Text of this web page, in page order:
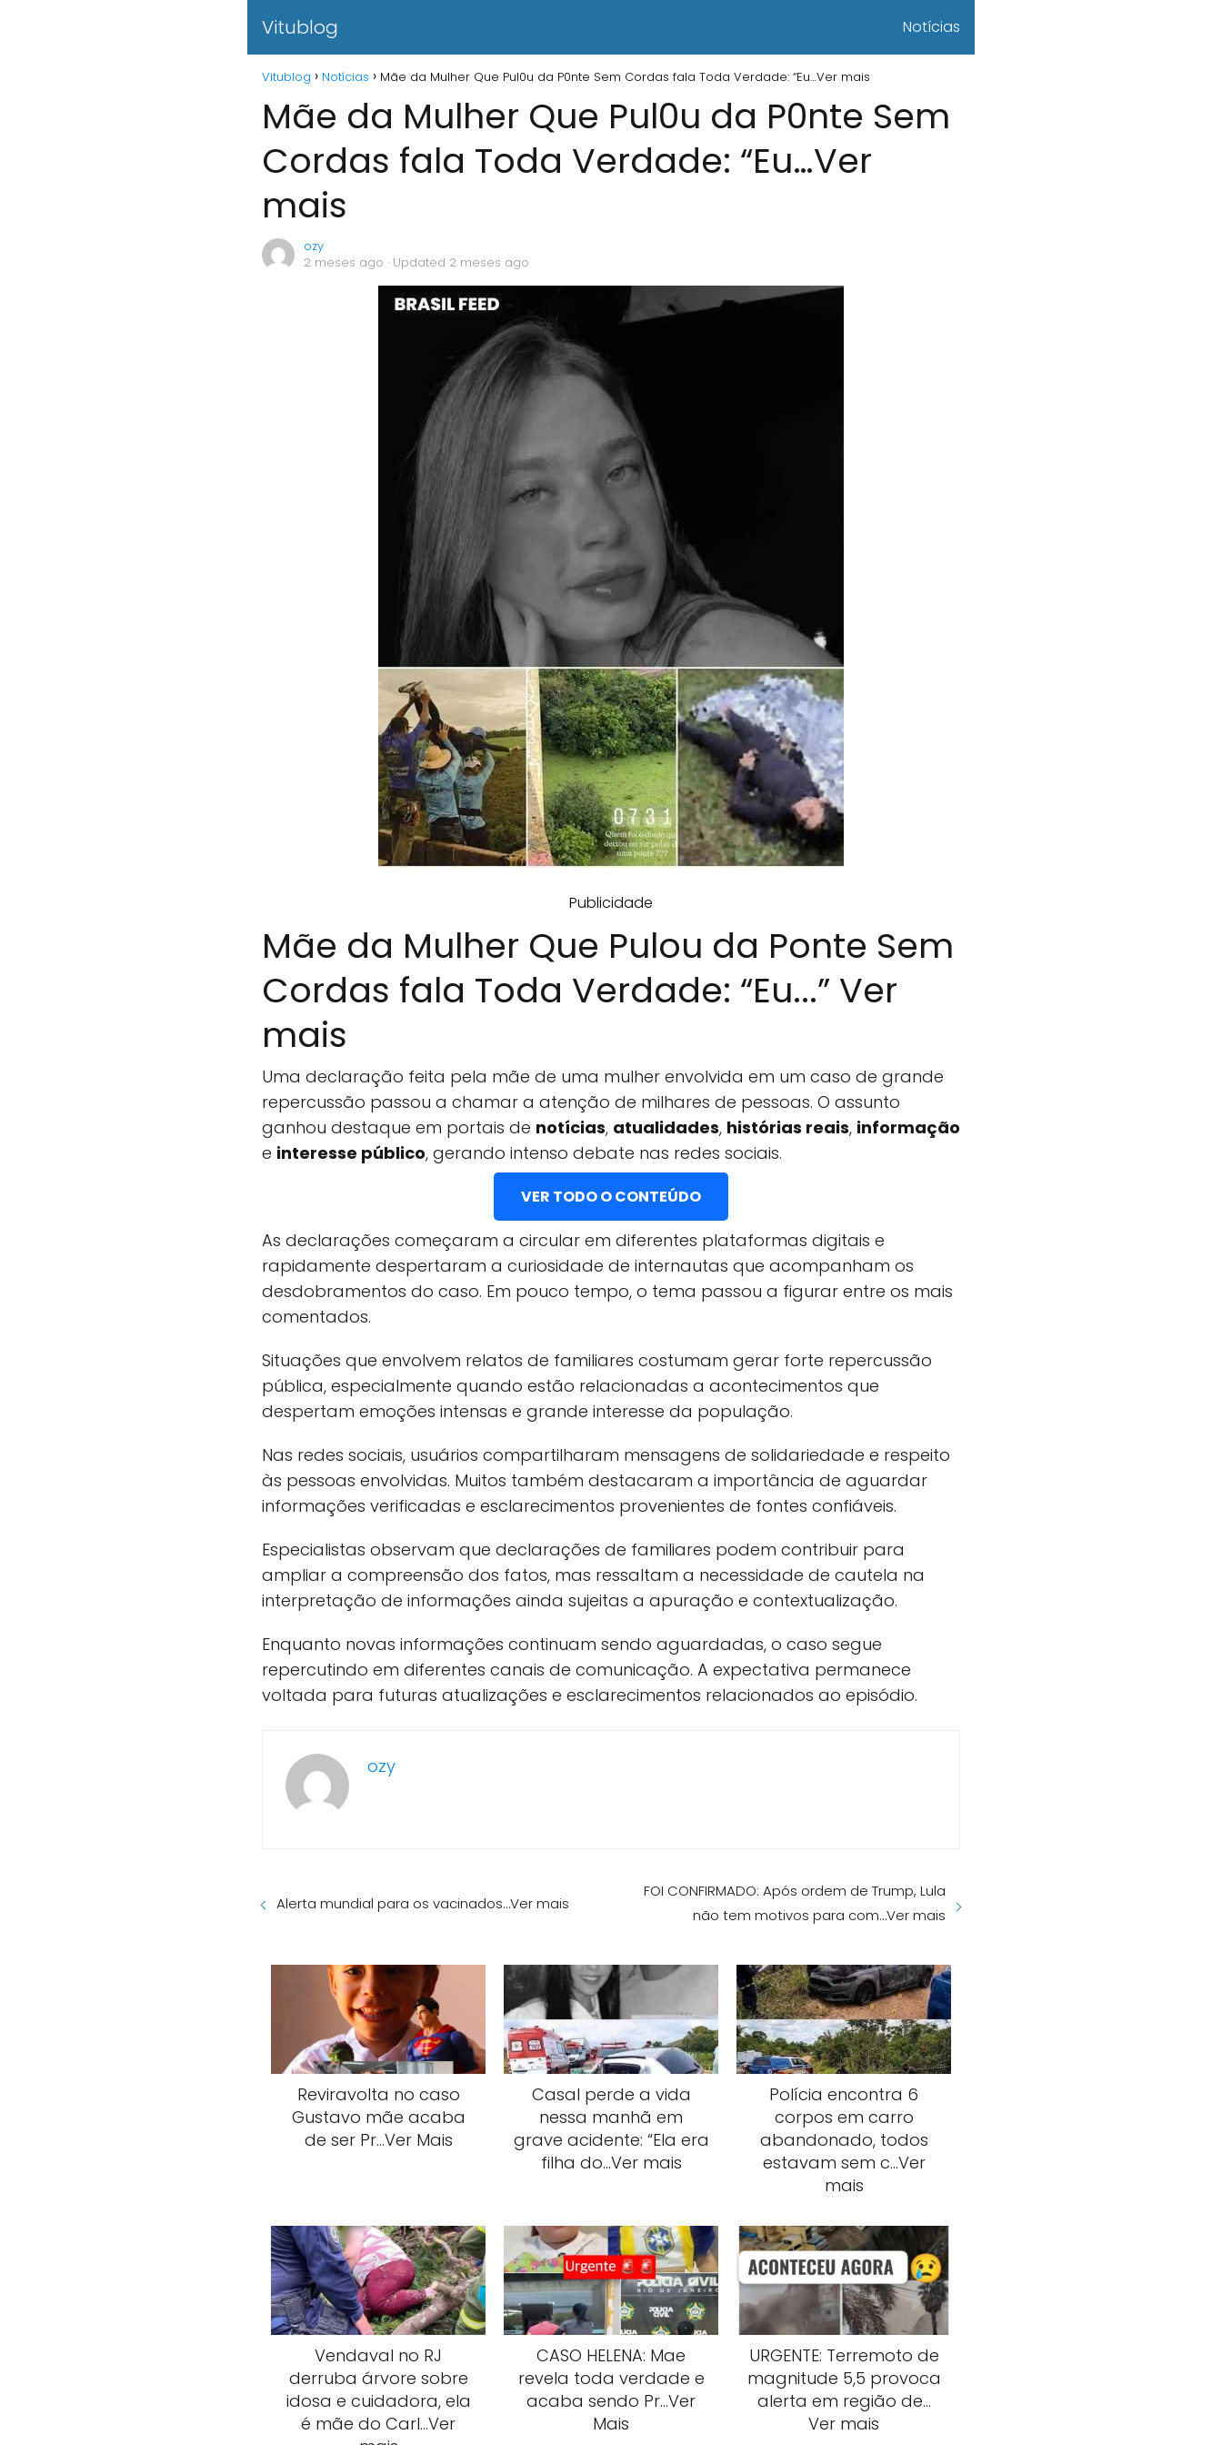
Vitublog Notícias
Vitublog Notícias Mãe da Mulher Que Pul0u da P0nte Sem Cordas fala Toda Verdade: “Eu…Ver mais
Mãe da Mulher Que Pul0u da P0nte Sem
Cordas fala Toda Verdade: “Eu…Ver
mais
ozy
2 meses ago · Updated 2 meses ago
Publicidade
Mãe da Mulher Que Pulou da Ponte Sem
Cordas fala Toda Verdade: “Eu...” Ver
mais
Uma declaração feita pela mãe de uma mulher envolvida em um caso de grande
repercussão passou a chamar a atenção de milhares de pessoas. O assunto
ganhou destaque em portais de notícias, atualidades, histórias reais, informação
e interesse público, gerando intenso debate nas redes sociais.
VER TODO O CONTEÚDO
As declarações começaram a circular em diferentes plataformas digitais e
rapidamente despertaram a curiosidade de internautas que acompanham os
desdobramentos do caso. Em pouco tempo, o tema passou a figurar entre os mais
comentados.
Situações que envolvem relatos de familiares costumam gerar forte repercussão
pública, especialmente quando estão relacionadas a acontecimentos que
despertam emoções intensas e grande interesse da população.
Nas redes sociais, usuários compartilharam mensagens de solidariedade e respeito
às pessoas envolvidas. Muitos também destacaram a importância de aguardar
informações verificadas e esclarecimentos provenientes de fontes confiáveis.
Especialistas observam que declarações de familiares podem contribuir para
ampliar a compreensão dos fatos, mas ressaltam a necessidade de cautela na
interpretação de informações ainda sujeitas a apuração e contextualização.
Enquanto novas informações continuam sendo aguardadas, o caso segue
repercutindo em diferentes canais de comunicação. A expectativa permanece
voltada para futuras atualizações e esclarecimentos relacionados ao episódio.
ozy
Alerta mundial para os vacinados…Ver mais
FOI CONFIRMADO: Após ordem de Trump, Lula
não tem motivos para com…Ver mais
Reviravolta no caso
Gustavo mãe acaba
de ser Pr…Ver Mais
Casal perde a vida
nessa manhã em
grave acidente: “Ela era
filha do…Ver mais
Polícia encontra 6
corpos em carro
abandonado, todos
estavam sem c…Ver
mais
Vendaval no RJ
derruba árvore sobre
idosa e cuidadora, ela
é mãe do Carl…Ver
CASO HELENA: Mae
revela toda verdade e
acaba sendo Pr…Ver
Mais
URGENTE: Terremoto de
magnitude 5,5 provoca
alerta em região de…
Ver mais